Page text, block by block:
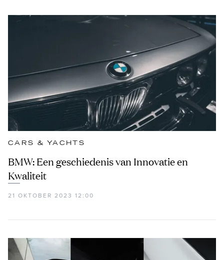
CARS & YACHTS
BMW: Een geschiedenis van Innovatie en
Kwaliteit
21 OKTOBER 2023 12:00